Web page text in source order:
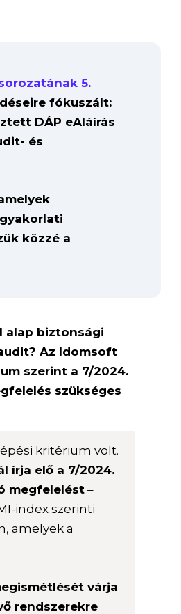
5.
fókuszált:
DÁP eAláírás
és
közzé a
alap biztonsági
Az Idomsoft
szerint a 7/2024.
szükséges
kritérium volt.
írja elő a 7/2024.
megfelelést –
index szerinti
amelyek a
várja
rendszerekre